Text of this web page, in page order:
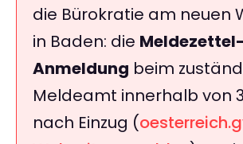
die Bürokratie am neuen
in Baden: die Meldezettel-
Anmeldung beim
Meldeamt innerhalb von
nach Einzug (